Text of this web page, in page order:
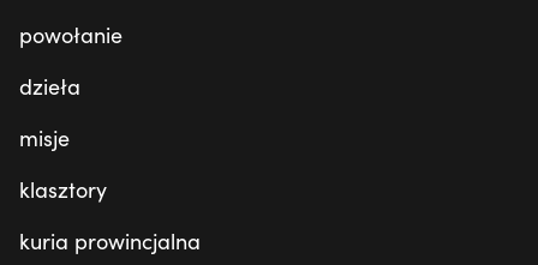
powołanie
dzieła
misje
klasztory
kuria prowincjalna